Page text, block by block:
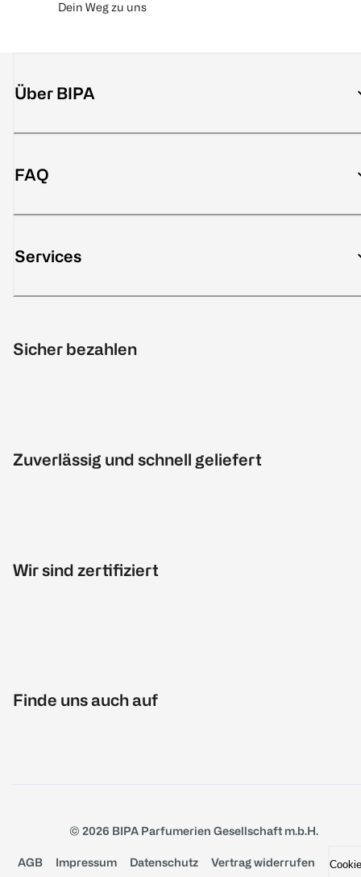
Dein Weg zu uns
Über BIPA
FAQ
Services
Sicher bezahlen
Zuverlässig und schnell geliefert
Wir sind zertifiziert
Finde uns auch auf
© 2026 BIPA Parfumerien Gesellschaft m.b.H.
AGB Impressum Datenschutz Vertrag widerrufen